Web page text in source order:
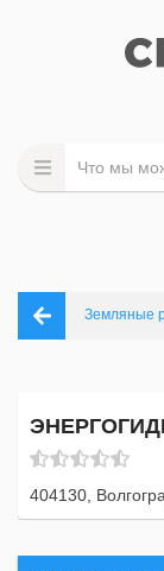
Земляные
404130,